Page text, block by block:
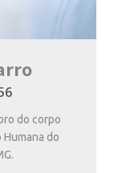
do corpo
do